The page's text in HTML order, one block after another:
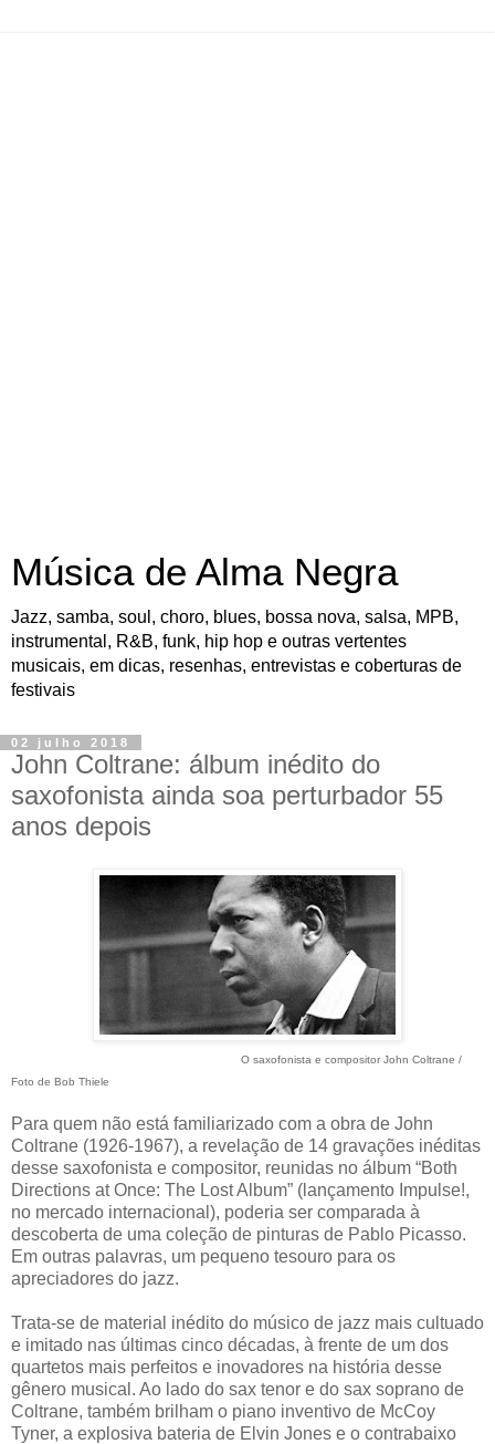
Música de Alma Negra
Jazz, samba, soul, choro, blues, bossa nova, salsa, MPB,
instrumental, R&B, funk, hip hop e outras vertentes
musicais, em dicas, resenhas, entrevistas e coberturas de
festivais
02 julho 2018
John Coltrane: álbum inédito do
saxofonista ainda soa perturbador 55
anos depois
O saxofonista e compositor John Coltrane /
Foto de Bob Thiele
Para quem não está familiarizado com a obra de John
Coltrane (1926-1967), a revelação de 14 gravações inéditas
desse saxofonista e compositor, reunidas no álbum “Both
Directions at Once: The Lost Album” (lançamento Impulse!,
no mercado internacional), poderia ser comparada à
descoberta de uma coleção de pinturas de Pablo Picasso.
Em outras palavras, um pequeno tesouro para os
apreciadores do jazz.
Trata-se de material inédito do músico de jazz mais cultuado
e imitado nas últimas cinco décadas, à frente de um dos
quartetos mais perfeitos e inovadores na história desse
gênero musical. Ao lado do sax tenor e do sax soprano de
Coltrane, também brilham o piano inventivo de McCoy
Tyner, a explosiva bateria de Elvin Jones e o contrabaixo